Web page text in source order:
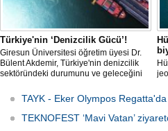
Türkiye'nin ‘Denizcilik Gücü’!
Giresun Üniversitesi öğretim üyesi Dr.
Bülent Akdemir, Türkiye'nin denizcilik
sektöründeki durumunu ve geleceğini
TAYK - Eker Olympos
TEKNOFEST ‘Mavi Vatan’